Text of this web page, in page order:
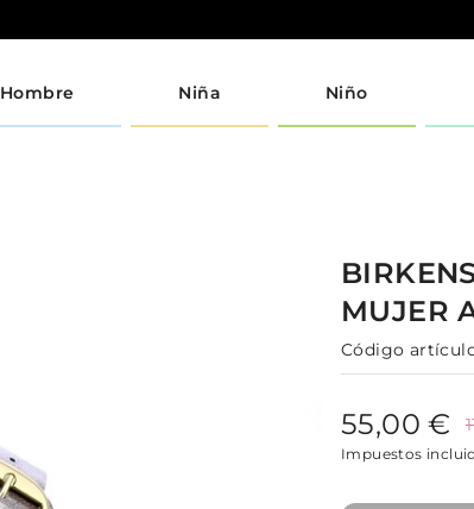
Hombre Niña Niño
MUJER
Código
55,00 €
Impuestos